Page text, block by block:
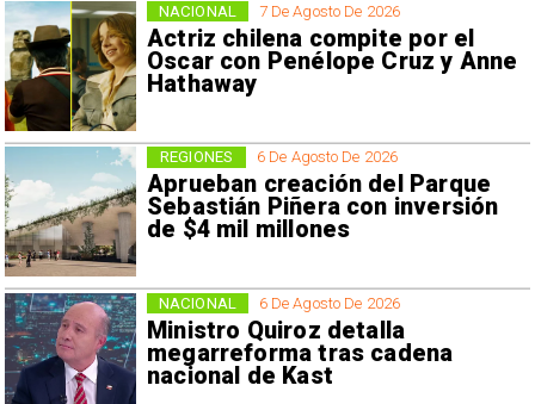
7 De Agosto De 2026
Actriz chilena compite por el
Oscar con Penélope Cruz y Anne
Hathaway
NACIONAL
6 De Agosto De 2026
Aprueban creación del Parque
Sebastián Piñera con inversión
de $4 mil millones
REGIONES
6 De Agosto De 2026
Ministro Quiroz detalla
megarreforma tras cadena
nacional de Kast
NACIONAL